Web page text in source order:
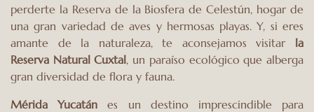
perderte la Reserva de la Biosfera de Celestún, hogar de
una gran variedad de aves y hermosas playas. Y, si eres
amante de la naturaleza, te aconsejamos visitar la
Reserva Natural Cuxtal, un paraíso ecológico que alberga
gran diversidad de flora y fauna.
Mérida Yucatánes un destino imprescindible para